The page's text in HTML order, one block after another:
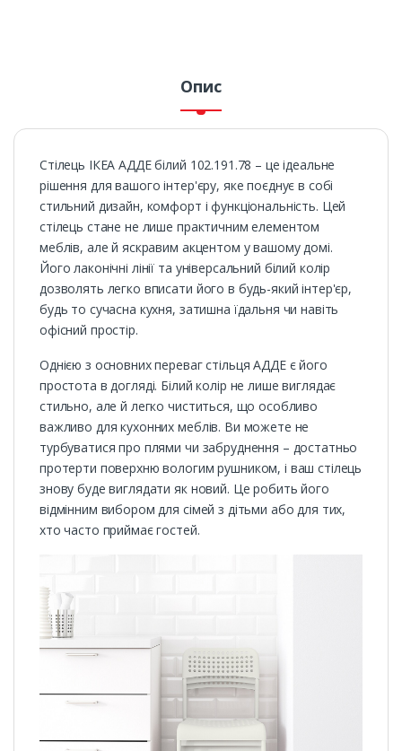
Опис
Стілець ІКЕА АДДЕ білий 102.191.78 – це ідеальне
рішення для вашого інтер'єру, яке поєднує в собі
стильний дизайн, комфорт і функціональність. Цей
стілець стане не лише практичним елементом
меблів, але й яскравим акцентом у вашому домі.
Його лаконічні лінії та універсальний білий колір
дозволять легко вписати його в будь-який інтер'єр,
будь то сучасна кухня, затишна їдальня чи навіть
офісний простір.
Однією з основних переваг стільця АДДЕ є його
простота в догляді. Білий колір не лише виглядає
стильно, але й легко чиститься, що особливо
важливо для кухонних меблів. Ви можете не
турбуватися про плями чи забруднення – достатньо
протерти поверхню вологим рушником, і ваш стілець
знову буде виглядати як новий. Це робить його
відмінним вибором для сімей з дітьми або для тих,
хто часто приймає гостей.